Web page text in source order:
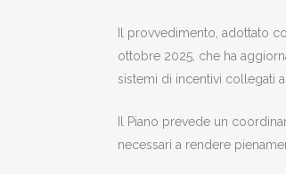
Il provvedimento, adottato
ottobre 2025, che ha
sistemi di incentivi collegati
Il Piano prevede un
necessari a rendere